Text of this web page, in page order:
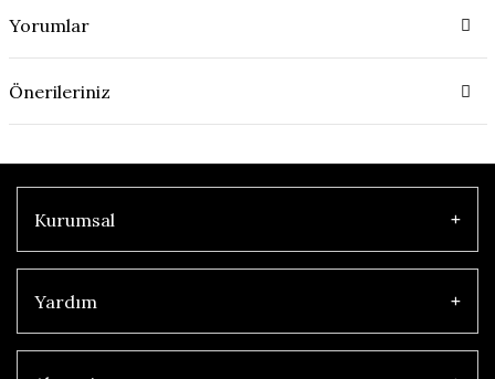
Yorumlar
Önerileriniz
Kurumsal
Yardım